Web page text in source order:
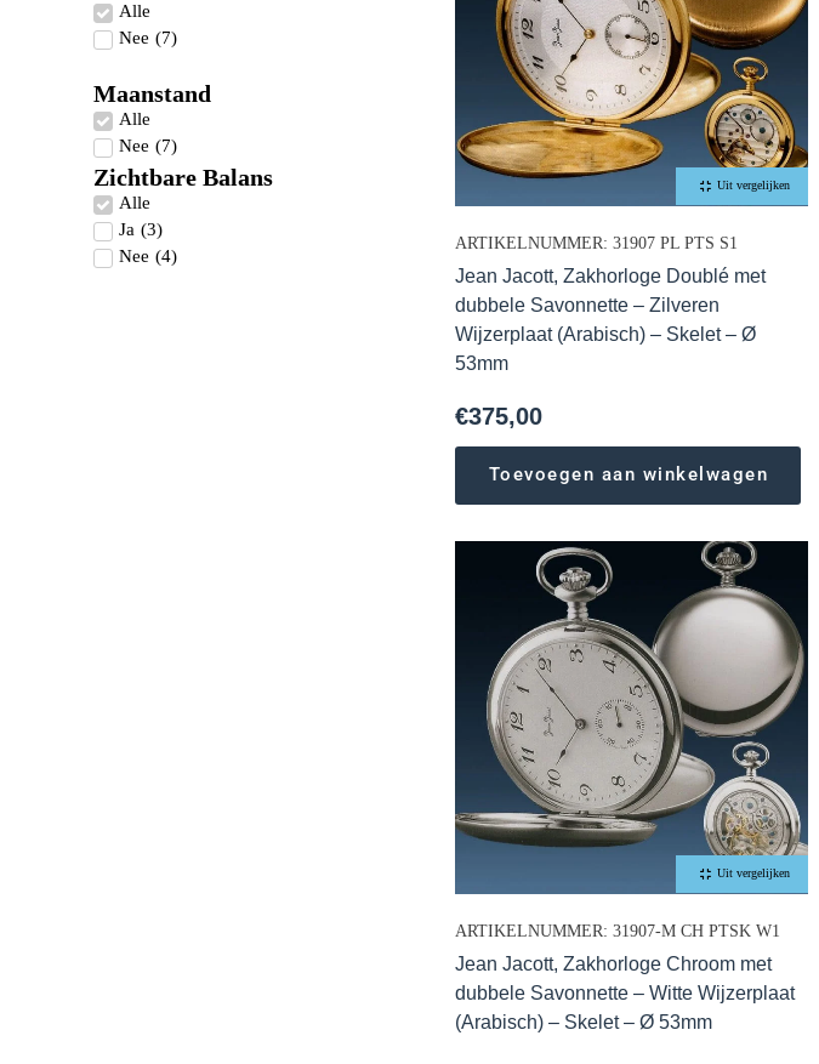
Alle
Nee (7)
Maanstand
Alle
Nee (7)
Zichtbare Balans
Alle
Ja (3)
Nee (4)
Uit vergelijken
ARTIKELNUMMER: 31907 PL PTS S1
Jean Jacott, Zakhorloge Doublé met
dubbele Savonnette – Zilveren
Wijzerplaat (Arabisch) – Skelet – Ø
53mm
€375,00
Toevoegen aan winkelwagen
Uit vergelijken
ARTIKELNUMMER: 31907-M CH PTSK W1
Jean Jacott, Zakhorloge Chroom met
dubbele Savonnette – Witte Wijzerplaat
(Arabisch) – Skelet – Ø 53mm